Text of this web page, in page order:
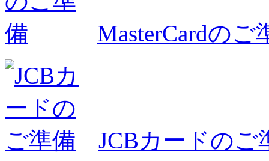
MasterCardのご
JCBカードのご